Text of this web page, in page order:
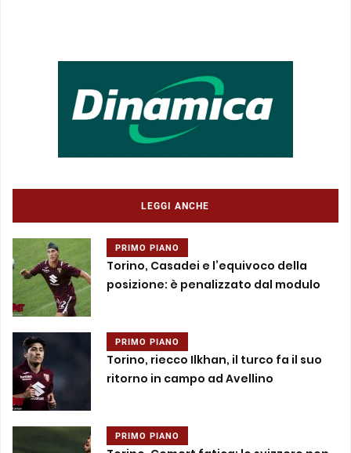
LEGGI ANCHE
PRIMO PIANO
Torino, Casadei e l’equivoco della
posizione: è penalizzato dal modulo
PRIMO PIANO
Torino, riecco Ilkhan, il turco fa il suo
ritorno in campo ad Avellino
PRIMO PIANO